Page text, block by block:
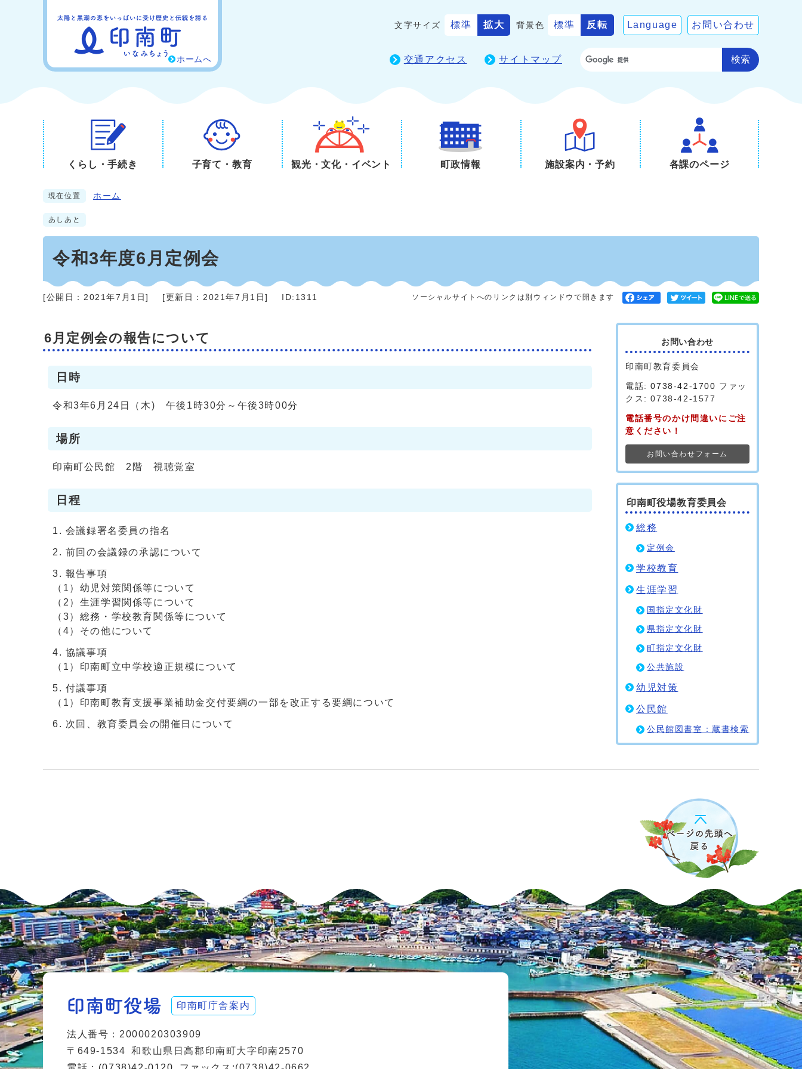
ホームへ
文字サイズ 標準 拡大 背景色 標準 反転 Language お問い合わせ
交通アクセス サイトマップ 検索
くらし・手続き 子育て・教育 観光・文化・イベント 町政情報 施設案内・予約 各課のページ
現在位置 ホーム
あしあと
令和3年度6月定例会
[公開日： 2021年7月1日] [更新日：2021年7月1日] ID:1311 ソーシャルサイトへのリンクは別ウィンドウで開きます
6月定例会の報告について
日時
令和3年6月24日（木) 午後1時30分～午後3時00分
場所
印南町公民館 2階 視聴覚室
日程
会議録署名委員の指名
前回の会議録の承認について
報告事項
（1）幼児対策関係等について
（2）生涯学習関係等について
（3）総務・学校教育関係等について
（4）その他について
協議事項
（1）印南町立中学校適正規模について
付議事項
（1）印南町教育支援事業補助金交付要綱の一部を改正する要綱について
次回、教育委員会の開催日について
お問い合わせ
印南町教育委員会
電話:0738-42-1700 ファッ
クス: 0738-42-1577
電話番号のかけ間違いにご注
意ください！
お問い合わせフォーム
印南町役場教育委員会
総務
定例会
学校教育
生涯学習
国指定文化財
県指定文化財
町指定文化財
公共施設
幼児対策
公民館
公民館図書室：蔵書検索
印南町庁舎案内
法人番号：2000020303909
〒649-1534
和歌山県日高郡印南町大字印南2570